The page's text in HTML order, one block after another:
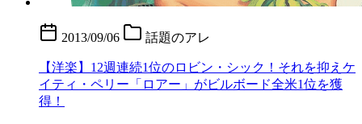
2013/09/06 話題のアレ
【洋楽】12週連続1位のロビン・シック！それを抑えケ
イティ・ペリー「ロアー」がビルボード全米1位を獲
得！